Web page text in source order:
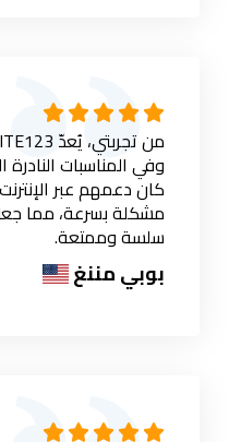
وفي المناسبات
كان دعمهم عبر
مشكلة بسرعة، مما
سلسة وممتعة.
بوبي مننغ